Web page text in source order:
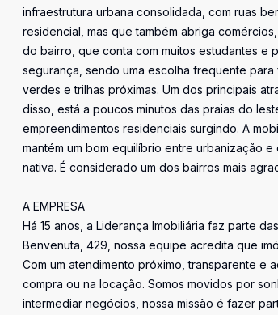
infraestrutura urbana consolidada, com ruas
residencial, mas que também abriga
do bairro, que conta com muitos estudantes e
segurança, sendo uma escolha frequente
verdes e trilhas próximas. Um dos principais
disso, está a poucos minutos das praias do
empreendimentos residenciais surgindo. A
mantém um bom equilíbrio entre urbanização
nativa. É considerado um dos bairros mais
A EMPRESA
Há 15 anos, a Liderança Imobiliária faz parte
Benvenuta, 429, nossa equipe acredita que
Com um atendimento próximo, transparente e
compra ou na locação. Somos movidos por
intermediar negócios, nossa missão é fazer